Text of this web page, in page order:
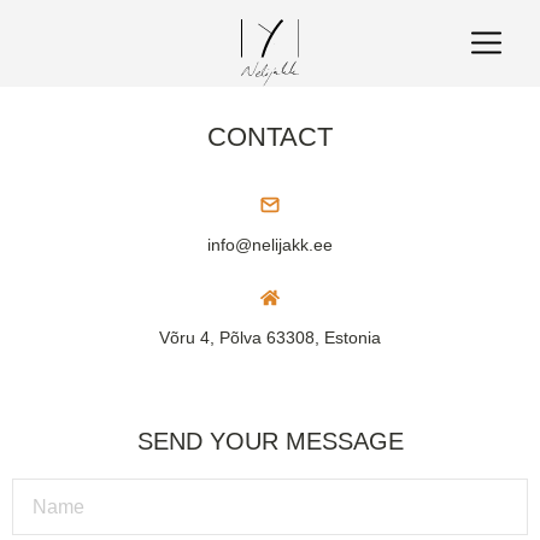
CONTACT
info@nelijakk.ee
Võru 4, Põlva 63308, Estonia
SEND YOUR MESSAGE